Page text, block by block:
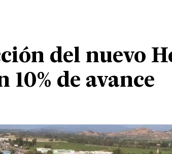
del nuevo
de avance